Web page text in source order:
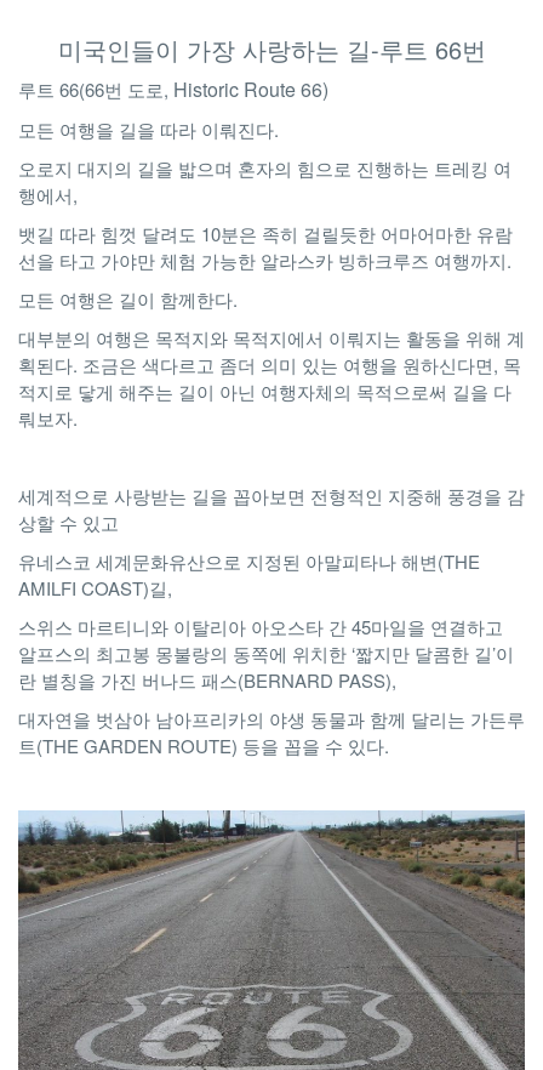
미국인들이 가장 사랑하는 길-루트 66번
루트 66(66번 도로, Historic Route 66)
모든 여행을 길을 따라 이뤄진다.
오로지 대지의 길을 밟으며 혼자의 힘으로 진행하는 트레킹 여
행에서,
뱃길 따라 힘껏 달려도 10분은 족히 걸릴듯한 어마어마한 유람
선을 타고 가야만 체험 가능한 알라스카 빙하크루즈 여행까지.
모든 여행은 길이 함께한다.
대부분의 여행은 목적지와 목적지에서 이뤄지는 활동을 위해 계
획된다. 조금은 색다르고 좀더 의미 있는 여행을 원하신다면, 목
적지로 닿게 해주는 길이 아닌 여행자체의 목적으로써 길을 다
뤄보자.
세계적으로 사랑받는 길을 꼽아보면 전형적인 지중해 풍경을 감
상할 수 있고
유네스코 세계문화유산으로 지정된 아말피타나 해변(THE
AMILFI COAST)길,
스위스 마르티니와 이탈리아 아오스타 간 45마일을 연결하고
알프스의 최고봉 몽불랑의 동쪽에 위치한 ‘짧지만 달콤한 길’이
란 별칭을 가진 버나드 패스(BERNARD PASS),
대자연을 벗삼아 남아프리카의 야생 동물과 함께 달리는 가든루
트(THE GARDEN ROUTE) 등을 꼽을 수 있다.